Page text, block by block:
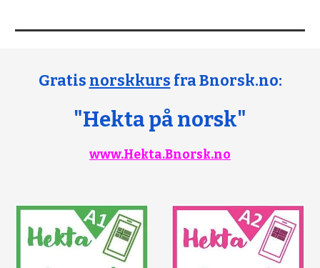
Gratis norskkurs fra Bnorsk.no:
"Hekta på norsk"
www.Hekta.Bnorsk.no